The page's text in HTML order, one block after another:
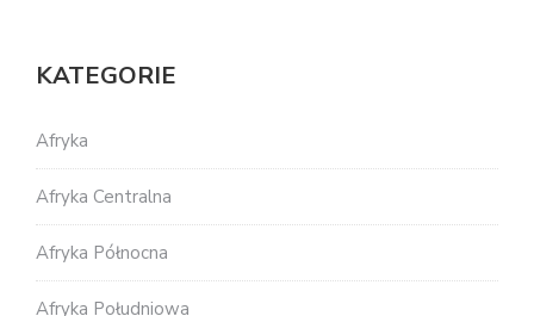
KATEGORIE
Afryka
Afryka Centralna
Afryka Północna
Afryka Południowa